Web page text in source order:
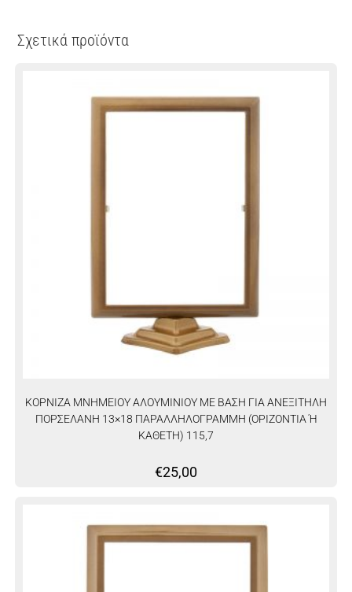
Σχετικά προϊόντα
ΚΟΡΝΙΖΑ ΜΝΗΜΕΙΟΥ ΑΛΟΥΜΙΝΙΟΥ ΜΕ ΒΑΣΗ ΓΙΑ ΑΝΕΞΙΤΗΛΗ
ΠΟΡΣΕΛΑΝΗ 13×18 ΠΑΡΑΛΛΗΛΟΓΡΑΜΜΗ (ΟΡΙΖΟΝΤΙΑ Ή
ΚΑΘΕΤΗ) 115,7
€25,00